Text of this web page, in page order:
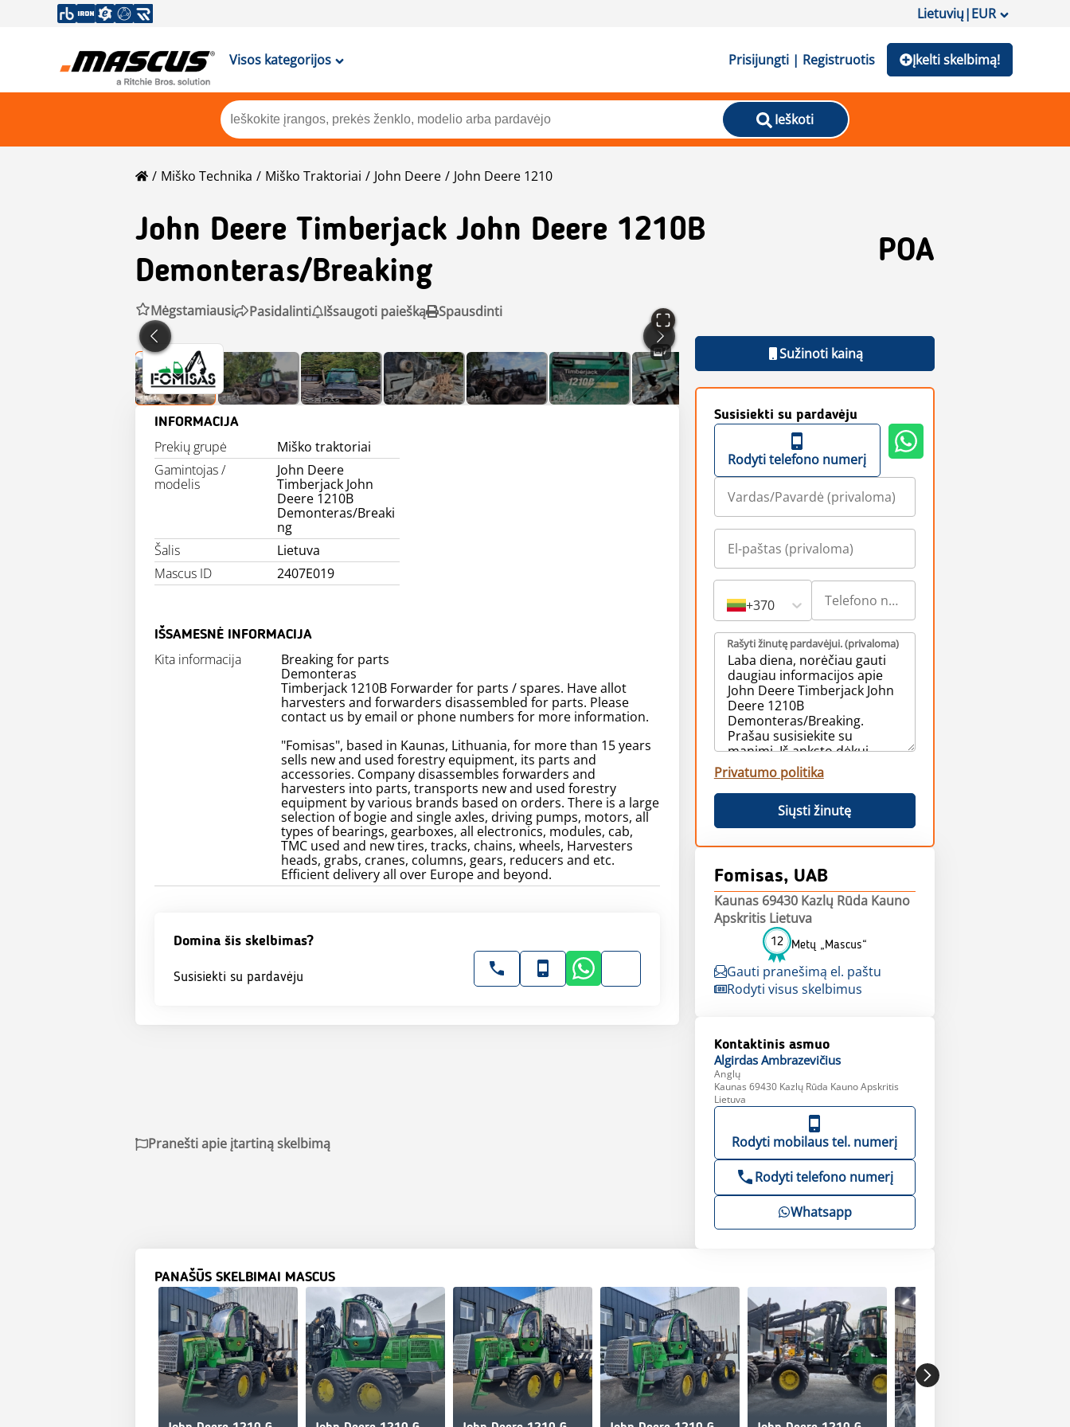
Lietuvių|EUR
Visos kategorijos Prisijungti | Registruotis Įkelti skelbimą!
Ieškoti
Miško Technika Miško Traktoriai John Deere John Deere 1210
John Deere Timberjack John Deere 1210B
Demonteras/Breaking
POA
Mėgstamiausi Pasidalinti Išsaugoti paiešką Spausdinti
7
INFORMACIJA
Prekių grupė
Miško traktoriai
Gamintojas /
modelis
John Deere
Timberjack John
Deere 1210B
Demonteras/Breaki
ng
Šalis
Lietuva
Mascus ID
2407E019
IŠSAMESNĖ INFORMACIJA
Kita informacija
Breaking for parts
Demonteras
Timberjack 1210B Forwarder for parts / spares. Have allot
harvesters and forwarders disassembled for parts. Please
contact us by email or phone numbers for more information.
"Fomisas", based in Kaunas, Lithuania, for more than 15 years
sells new and used forestry equipment, its parts and
accessories. Company disassembles forwarders and
harvesters into parts, transports new and used forestry
equipment by various brands based on orders. There is a large
selection of bogie and single axles, driving pumps, motors, all
types of bearings, gearboxes, all electronics, modules, cab,
TMC used and new tires, tracks, chains, wheels, Harvesters
heads, grabs, cranes, columns, gears, reducers and etc.
Efficient delivery all over Europe and beyond.
Domina šis skelbimas?
Susisiekti su pardavėju
Sužinoti kainą
Susisiekti su pardavėju
Rodyti telefono numerį
+370
Rašyti žinutę pardavėjui. (privaloma)
Privatumo politika
Siųsti žinutę
Fomisas, UAB
Kaunas 69430 Kazlų Rūda Kauno
Apskritis Lietuva
12 Metų „Mascus“
Gauti pranešimą el. paštu
Rodyti visus skelbimus
Kontaktinis asmuo
Algirdas Ambrazevičius
Anglų
Kaunas 69430 Kazlų Rūda Kauno Apskritis
Lietuva
Rodyti mobilaus tel. numerį
Rodyti telefono numerį
Whatsapp
Pranešti apie įtartiną skelbimą
PANAŠŪS SKELBIMAI MASCUS